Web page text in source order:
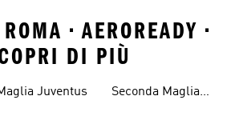
• AEROREADY •
DI PIÙ
Juventus
Seconda Maglia